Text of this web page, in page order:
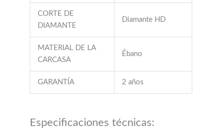
CORTE DE
DIAMANTE
Diamante HD
MATERIAL DE LA
CARCASA
Ébano
GARANTÍA 2 años
Especificaciones técnicas: